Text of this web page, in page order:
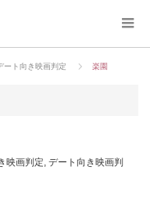
ート向き映画判定 楽園
映画判定, デート向き映画判